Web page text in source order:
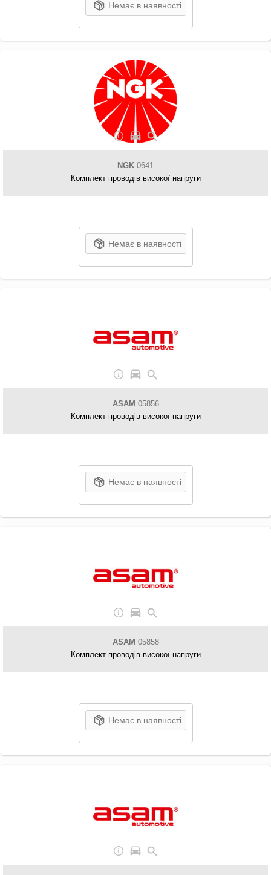
Немає в наявності
NGK 0641
Комплект проводів високої напруги
Немає в наявності
ASAM 05856
Комплект проводів високої напруги
Немає в наявності
ASAM 05858
Комплект проводів високої напруги
Немає в наявності